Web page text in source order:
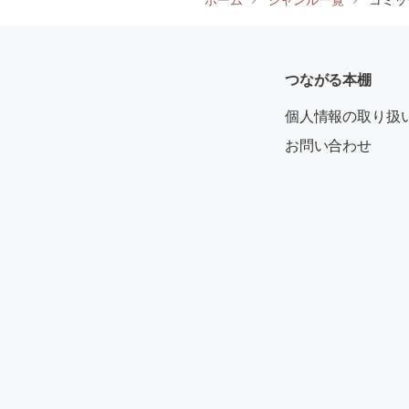
つながる本棚
個人情報の取り扱
お問い合わせ